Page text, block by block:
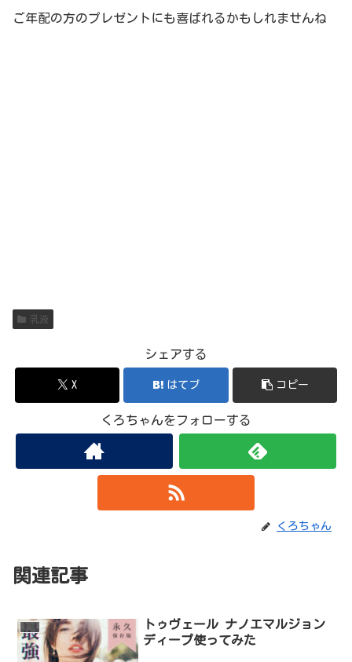
ご年配の方のプレゼントにも喜ばれるかもしれませんね
乳液
シェアする
X はてブ コピー
くろちゃんをフォローする
くろちゃん
関連記事
乳液
トゥヴェール ナノエマルジョン
ディープ使ってみた